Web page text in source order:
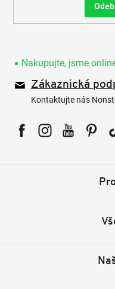
Nakupujte, jsme
Zákaznická
Kontaktujte nás